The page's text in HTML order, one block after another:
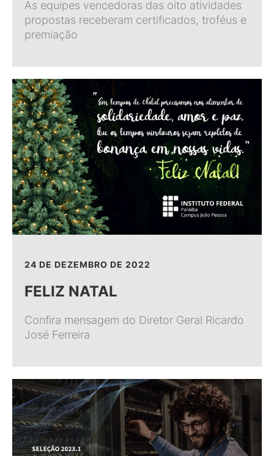
As equipes vencedoras das oito atividades
propostas receberam certificados, troféus e
premiação
24 DE DEZEMBRO DE 2022
FELIZ NATAL
Confira mensagem do Diretor Geral Ricardo
José Ferreira